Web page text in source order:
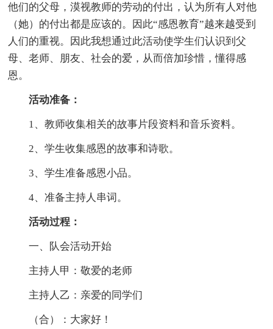
他们的父母，漠视教师的劳动的付出，认为所有人对他
（她）的付出都是应该的。因此“感恩教育”越来越受到
人们的重视。因此我想通过此活动使学生们认识到父
母、老师、朋友、社会的爱，从而倍加珍惜，懂得感
恩。
活动准备：
1、教师收集相关的故事片段资料和音乐资料。
2、学生收集感恩的故事和诗歌。
3、学生准备感恩小品。
4、准备主持人串词。
活动过程：
一、队会活动开始
主持人甲：敬爱的老师
主持人乙：亲爱的同学们
（合）：大家好！